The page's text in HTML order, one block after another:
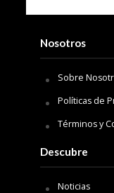
Nosotros
Sobre
Políticas de
Términos y
Descubre
Noticias